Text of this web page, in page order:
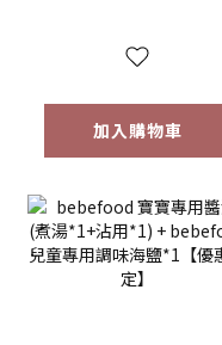
寶寶粥( 蓮藕雞肉粥
加入購物車